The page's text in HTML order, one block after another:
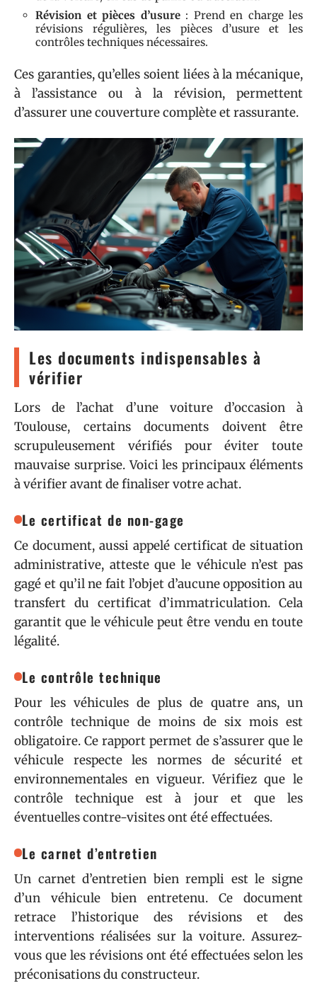
Révision et pièces d’usure: Prend en charge les
révisions régulières, les pièces d’usure et les
contrôles techniques nécessaires.
Ces garanties, qu’elles soient liées à la mécanique,
à l’assistance ou à la révision, permettent
d’assurer une couverture complète et rassurante.
Les documents indispensables à
vérifier
Lors de l’achat d’une voiture d’occasion à
Toulouse, certains documents doivent être
scrupuleusement vérifiés pour éviter toute
mauvaise surprise. Voici les principaux éléments
à vérifier avant de finaliser votre achat.
Le certificat de non-gage
Ce document, aussi appelé certificat de situation
administrative, atteste que le véhicule n’est pas
gagé et qu’il ne fait l’objet d’aucune opposition au
transfert du certificat d’immatriculation. Cela
garantit que le véhicule peut être vendu en toute
légalité.
Le contrôle technique
Pour les véhicules de plus de quatre ans, un
contrôle technique de moins de six mois est
obligatoire. Ce rapport permet de s’assurer que le
véhicule respecte les normes de sécurité et
environnementales en vigueur. Vérifiez que le
contrôle technique est à jour et que les
éventuelles contre-visites ont été effectuées.
Le carnet d’entretien
Un carnet d’entretien bien rempli est le signe
d’un véhicule bien entretenu. Ce document
retrace l’historique des révisions et des
interventions réalisées sur la voiture. Assurez-
vous que les révisions ont été effectuées selon les
préconisations du constructeur.